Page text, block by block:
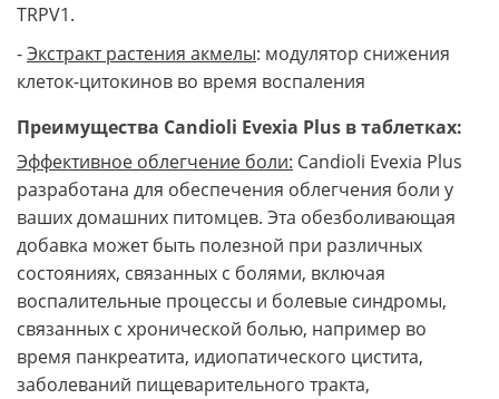
TRPV1.
-Экстракт растения акмелы: модулятор снижения
клеток-цитокинов во время воспаления
Преимущества Candioli Evexia Plus в таблетках:
Эффективное облегчение боли: Candioli Evexia Plus
разработана для обеспечения облегчения боли у
ваших домашних питомцев. Эта обезболивающая
добавка может быть полезной при различных
состояниях, связанных с болями, включая
воспалительные процессы и болевые синдромы,
связанных с хронической болью, например во
время панкреатита, идиопатического цистита,
заболеваний пищеварительного тракта,